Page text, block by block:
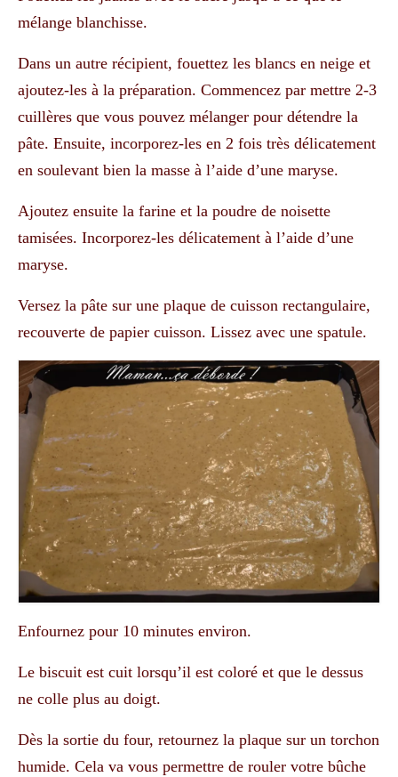
mélange blanchisse.
Dans un autre récipient, fouettez les blancs en neige et
ajoutez-les à la préparation. Commencez par mettre 2-3
cuillères que vous pouvez mélanger pour détendre la
pâte. Ensuite, incorporez-les en 2 fois très délicatement
en soulevant bien la masse à l’aide d’une maryse.
Ajoutez ensuite la farine et la poudre de noisette
tamisées. Incorporez-les délicatement à l’aide d’une
maryse.
Versez la pâte sur une plaque de cuisson rectangulaire,
recouverte de papier cuisson. Lissez avec une spatule.
Enfournez pour 10 minutes environ.
Le biscuit est cuit lorsqu’il est coloré et que le dessus
ne colle plus au doigt.
Dès la sortie du four, retournez la plaque sur un torchon
humide. Cela va vous permettre de rouler votre bûche